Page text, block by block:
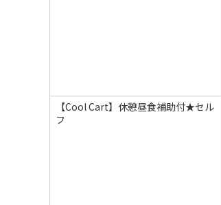
【Cool Cart】休憩昼食補助付★セル
フ